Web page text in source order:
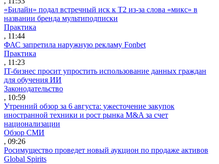
«Билайн» подал встречный иск к Т2 из-за слова «микс» в
названии бренда мультиподписки
Практика
, 11:44
ФАС запретила наружную рекламу Fonbet
Практика
, 11:23
IT-бизнес просит упростить использование данных граждан
для обучения ИИ
Законодательство
, 10:59
Утренний обзор за 6 августа: ужесточение закупок
иностранной техники и рост рынка M&A за счет
национализации
Обзор СМИ
, 09:26
Росимущество проведет новый аукцион по продаже активов
Global Spirits